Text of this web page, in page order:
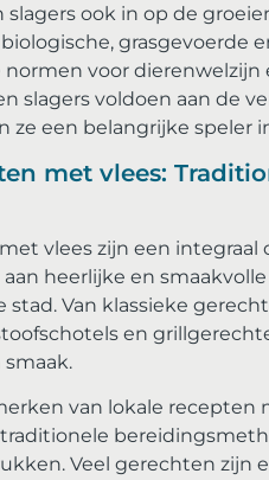
slagers ook in op de
grasgevoerde
normen voor
slagers voldoen aan de
ze een belangrijke speler
met vlees:
vlees zijn een
aan heerlijke en
stad. Van klassieke
en
van lokale
Veel gerechten zijn